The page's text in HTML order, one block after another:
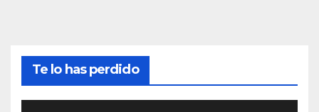
Te lo has perdido